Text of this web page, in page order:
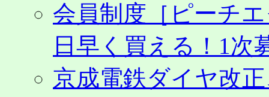
会員制度［ピーチ
日早く買える！1次
京成電鉄ダイヤ改